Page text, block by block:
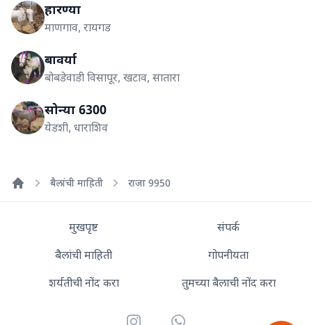
हारण्या
माणगाव, रायगड
बावर्या
बोबडेवाडी विसापूर, खटाव, सातारा
सोन्या 6300
येडशी, धाराशिव
बैलांची माहिती राजा 9950
मुखपृष्ट
बैलांची माहिती
शर्यतीची नोंद करा
संपर्क
गोपनीयता
तुमच्या बैलाची नोंद करा
InstagramWhatsApp